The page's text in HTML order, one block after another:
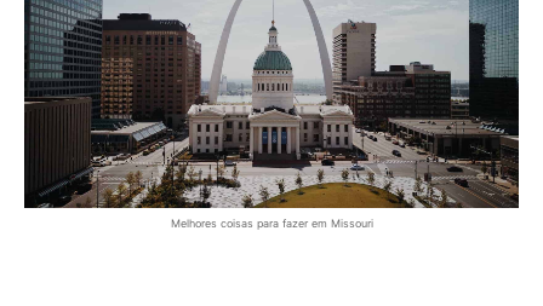
Melhores coisas para fazer em Missouri